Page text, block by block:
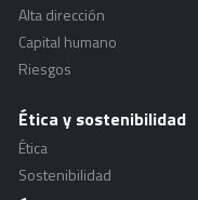
Alta dirección
Capital humano
Riesgos
Ética y sostenibilidad
Ética
Sostenibilidad